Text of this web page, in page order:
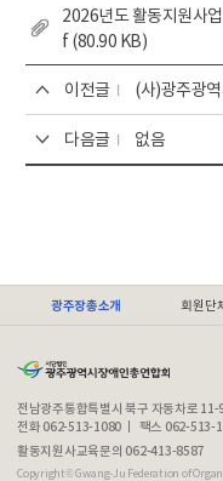
첨
부
파
일
2026년도 활동지원사
f (80.90 KB)
다
운
로
드
이전글
다음글 없음
광주장총소개 회원단
전남광주통합특별시 북구 자동차로
전화 062-513-1080
팩스 062-513-
활동지원사교육문의 062-413-8587
Copyright© Gwang-Ju Federation of